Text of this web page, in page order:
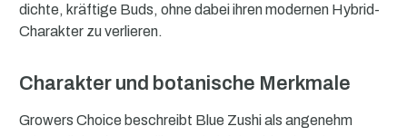
dichte, kräftige Buds, ohne dabei ihren modernen Hybrid-
Charakter zu verlieren.
Charakter und botanische Merkmale
Growers Choice beschreibt Blue Zushi als angenehm